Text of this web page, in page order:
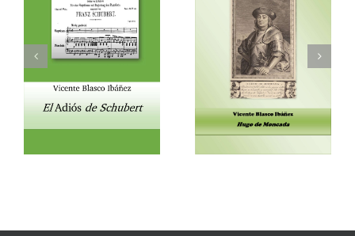
Vicente Blasco Ibáñez,
Hugo de Moncada
Aventura veneciana y
otros cuentos